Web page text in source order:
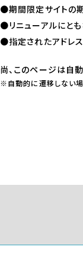
●期間限定サイトの
●リニューアルにとも
●指定されたアドレ
尚、このページは自
※自動的に遷移しない場